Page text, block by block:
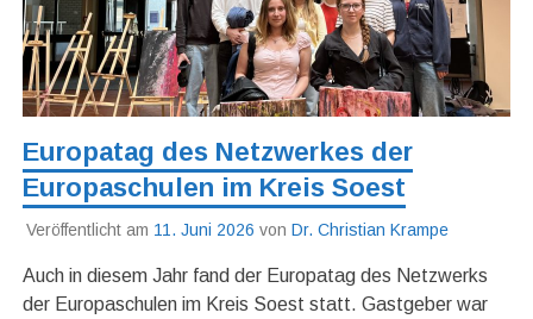
Europatag des Netzwerkes der
Europaschulen im Kreis Soest
Veröffentlicht am 11. Juni 2026 von Dr. Christian Krampe
Auch in diesem Jahr fand der Europatag des Netzwerks
der Europaschulen im Kreis Soest statt. Gastgeber war